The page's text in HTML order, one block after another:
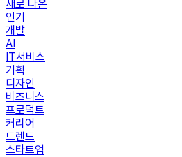
새로 나온
인기
개발
AI
IT서비스
기획
디자인
비즈니스
프로덕트
커리어
트렌드
스타트업